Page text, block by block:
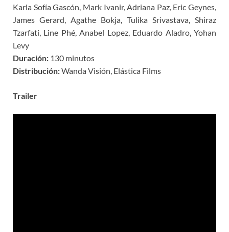
Karla Sofía Gascón, Mark Ivanir, Adriana Paz, Eric Geynes,
James Gerard, Agathe Bokja, Tulika Srivastava, Shiraz
Tzarfati, Line Phé, Anabel Lopez, Eduardo Aladro, Yohan
Levy
Duración: 130 minutos
Distribución:Wanda Visión, Elástica Films
Trailer